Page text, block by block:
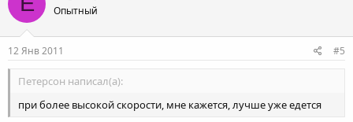
Опытный
12 Янв 2011 #5
Петерсон написал(а):
при более высокой скорости, мне кажется, лучше уже едется